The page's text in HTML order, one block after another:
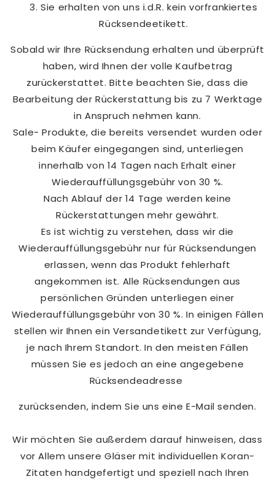
Sie erhalten von uns i.d.R. kein vorfrankiertes
Rücksendeetikett.
Sobald wir Ihre Rücksendung erhalten und überprüft
haben, wird Ihnen der volle Kaufbetrag
zurückerstattet. Bitte beachten Sie, dass die
Bearbeitung der Rückerstattung bis zu 7 Werktage
in Anspruch nehmen kann.
Sale- Produkte, die bereits versendet wurden oder
beim Käufer eingegangen sind, unterliegen
innerhalb von 14 Tagen nach Erhalt einer
Wiederauffüllungsgebühr von 30 %.
Nach Ablauf der 14 Tage werden keine
Rückerstattungen mehr gewährt.
Es ist wichtig zu verstehen, dass wir die
Wiederauffüllungsgebühr nur für Rücksendungen
erlassen, wenn das Produkt fehlerhaft
angekommen ist. Alle Rücksendungen aus
persönlichen Gründen unterliegen einer
Wiederauffüllungsgebühr von 30 %. In einigen Fällen
stellen wir Ihnen ein Versandetikett zur Verfügung,
je nach Ihrem Standort. In den meisten Fällen
müssen Sie es jedoch an eine angegebene
Rücksendeadresse
zurücksenden, indem Sie uns eine E-Mail senden.
Wir möchten Sie außerdem darauf hinweisen, dass
vor Allem unsere Gläser mit individuellen Koran-
Zitaten handgefertigt und speziell nach Ihren